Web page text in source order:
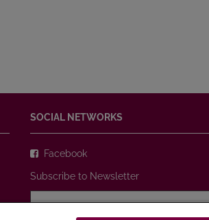
SOCIAL NETWORKS
Facebook
Subscribe to Newsletter